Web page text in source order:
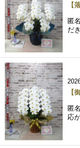
【
匿
だ
【
匿
応